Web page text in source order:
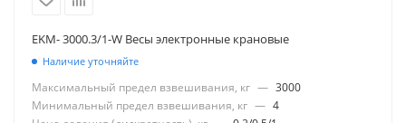
EKM- 3000.3/1-W Весы электронные крановые
Наличие уточняйте
Максимальный предел взвешивания, кг — 3000
Минимальный предел взвешивания, кг — 4